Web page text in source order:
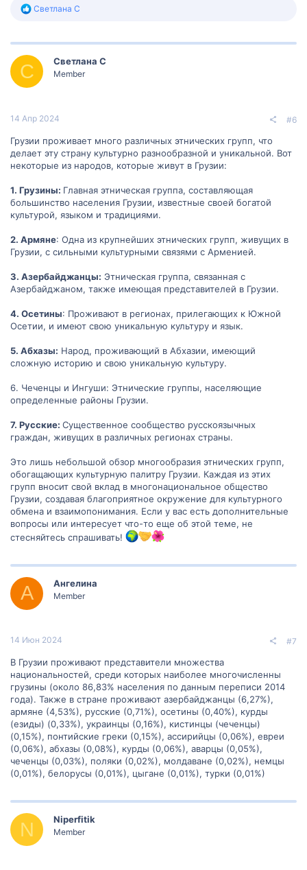
Р
к
и
:
Светлана С
С Светлана С
Member
14 Апр 2024 #6
Грузии проживает много различных этнических групп, что
делает эту страну культурно разнообразной и уникальной. Вот
некоторые из народов, которые живут в Грузии:
1. Грузины: Главная этническая группа, составляющая
большинство населения Грузии, известные своей богатой
культурой, языком и традициями.
2. Армяне: Одна из крупнейших этнических групп, живущих в
Грузии, с сильными культурными связями с Арменией.
3. Азербайджанцы: Этническая группа, связанная с
Азербайджаном, также имеющая представителей в Грузии.
4. Осетины: Проживают в регионах, прилегающих к Южной
Осетии, и имеют свою уникальную культуру и язык.
5. Абхазы: Народ, проживающий в Абхазии, имеющий
сложную историю и свою уникальную культуру.
6. Чеченцы и Ингуши: Этнические группы, населяющие
определенные районы Грузии.
7. Русские: Существенное сообщество русскоязычных
граждан, живущих в различных регионах страны.
Это лишь небольшой обзор многообразия этнических групп,
обогащающих культурную палитру Грузии. Каждая из этих
групп вносит свой вклад в многонациональное общество
Грузии, создавая благоприятное окружение для культурного
обмена и взаимопонимания. Если у вас есть дополнительные
вопросы или интересует что-то еще об этой теме, не
стесняйтесь спрашивать!
А Ангелина
Member
14 Июн 2024 #7
В Грузии проживают представители множества
национальностей, среди которых наиболее многочисленны
грузины (около 86,83% населения по данным переписи 2014
года). Также в стране проживают азербайджанцы (6,27%),
армяне (4,53%), русские (0,71%), осетины (0,40%), курды
(езиды) (0,33%), украинцы (0,16%), кистинцы (чеченцы)
(0,15%), понтийские греки (0,15%), ассирийцы (0,06%), евреи
(0,06%), абхазы (0,08%), курды (0,06%), аварцы (0,05%),
чеченцы (0,03%), поляки (0,02%), молдаване (0,02%), немцы
(0,01%), белорусы (0,01%), цыгане (0,01%), турки (0,01%)
N Niperfitik
Member